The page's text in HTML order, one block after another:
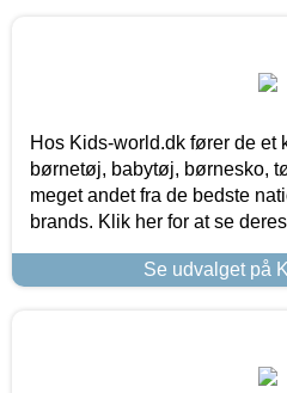
Hos Kids-world.dk fører de et
børnetøj, babytøj, børnesko,
meget andet fra de bedste
brands. Klik her for at se
Se udvalget på